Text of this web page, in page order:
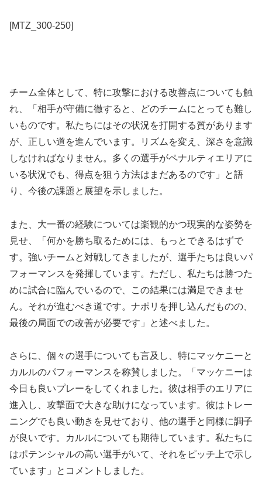
[MTZ_300-250]
チーム全体として、特に攻撃における改善点についても触
れ、「相手が守備に徹すると、どのチームにとっても難し
いものです。私たちにはその状況を打開する質があります
が、正しい道を進んでいます。リズムを変え、深さを意識
しなければなりません。多くの選手がペナルティエリアに
いる状況でも、得点を狙う方法はまだあるのです」と語
り、今後の課題と展望を示しました。
また、大一番の経験については楽観的かつ現実的な姿勢を
見せ、「何かを勝ち取るためには、もっとできるはずで
す。強いチームと対戦してきましたが、選手たちは良いパ
フォーマンスを発揮しています。ただし、私たちは勝つた
めに試合に臨んでいるので、この結果には満足できませ
ん。それが進むべき道です。ナポリを押し込んだものの、
最後の局面での改善が必要です」と述べました。
さらに、個々の選手についても言及し、特にマッケニーと
カルルのパフォーマンスを称賛しました。「マッケニーは
今日も良いプレーをしてくれました。彼は相手のエリアに
進入し、攻撃面で大きな助けになっています。彼はトレー
ニングでも良い動きを見せており、他の選手と同様に調子
が良いです。カルルについても期待しています。私たちに
はポテンシャルの高い選手がいて、それをピッチ上で示し
ています」とコメントしました。